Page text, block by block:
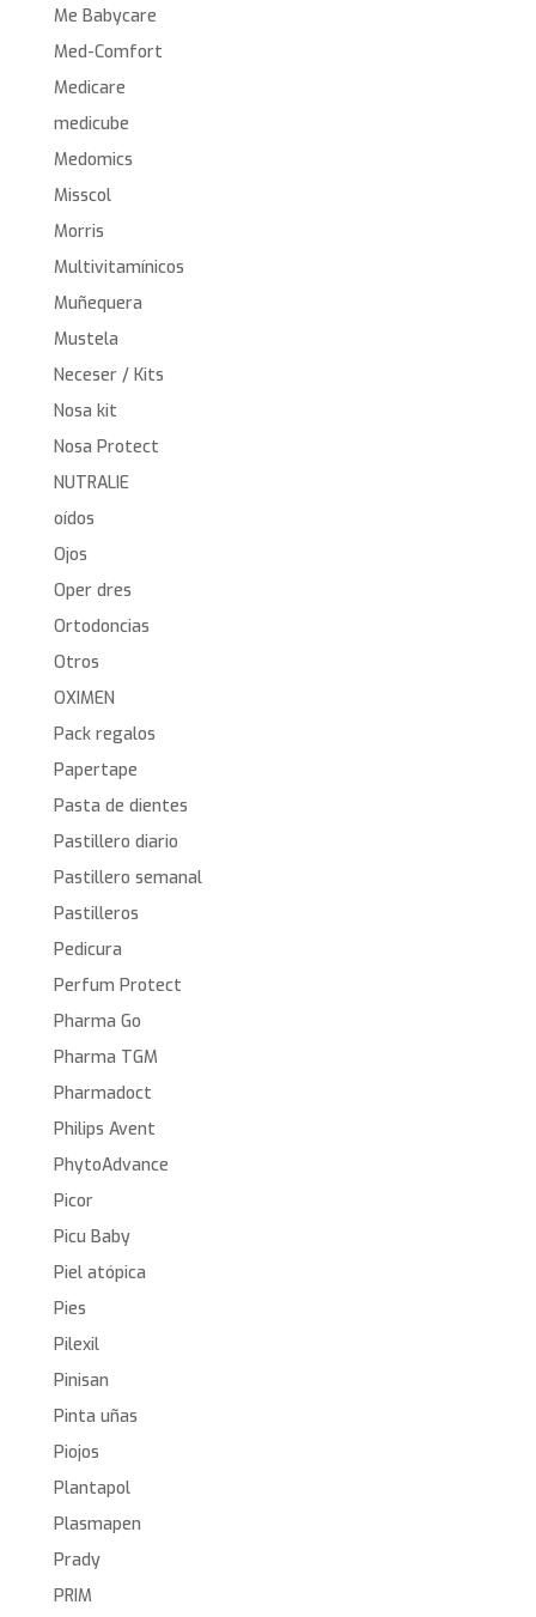
Me Babycare
Med-Comfort
Medicare
medicube
Medomics
Misscol
Morris
Multivitamínicos
Muñequera
Mustela
Neceser / Kits
Nosa kit
Nosa Protect
NUTRALIE
oídos
Ojos
Oper dres
Ortodoncias
Otros
OXIMEN
Pack regalos
Papertape
Pasta de dientes
Pastillero diario
Pastillero semanal
Pastilleros
Pedicura
Perfum Protect
Pharma Go
Pharma TGM
Pharmadoct
Philips Avent
PhytoAdvance
Picor
Picu Baby
Piel atópica
Pies
Pilexil
Pinisan
Pinta uñas
Piojos
Plantapol
Plasmapen
Prady
PRIM